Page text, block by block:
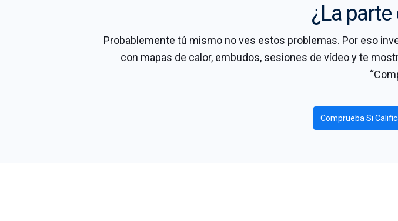
¿La
Probablemente tú mismo no ves estos problemas. Por eso
con mapas de calor, embudos, sesiones de vídeo y te
Comprueba Si